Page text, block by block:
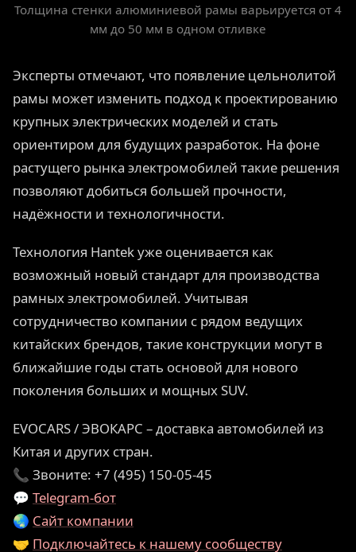
Толщина стенки алюминиевой рамы варьируется от 4
мм до 50 мм в одном отливке
Эксперты отмечают, что появление цельнолитой
рамы может изменить подход к проектированию
крупных электрических моделей и стать
ориентиром для будущих разработок. На фоне
растущего рынка электромобилей такие решения
позволяют добиться большей прочности,
надёжности и технологичности.
Технология Hantek уже оценивается как
возможный новый стандарт для производства
рамных электромобилей. Учитывая
сотрудничество компании с рядом ведущих
китайских брендов, такие конструкции могут в
ближайшие годы стать основой для нового
поколения больших и мощных SUV.
EVOCARS / ЭВОКАРС – доставка автомобилей из
Китая и других стран.
📞 Звоните: +7 (495) 150-05-45
💬 Telegram-бот
🌏 Сайт компании
🤝 Подключайтесь к нашему сообществу